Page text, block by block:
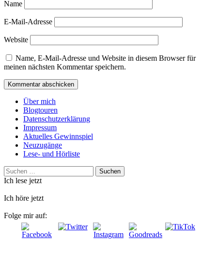
Name
E-Mail-Adresse
Website
Name, E-Mail-Adresse und Website in diesem Browser für
meinen nächsten Kommentar speichern.
Über mich
Blogtouren
Datenschutzerklärung
Impressum
Aktuelles Gewinnspiel
Neuzugänge
Lese- und Hörliste
Suchen
nach:
Ich lese jetzt
Ich höre jetzt
Folge mir auf: